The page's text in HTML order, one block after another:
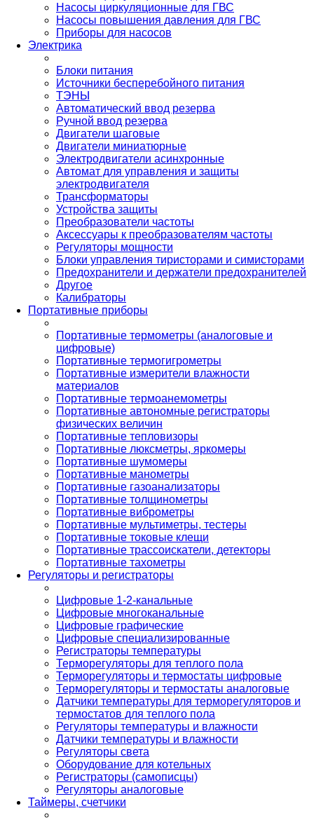
Насосы циркуляционные для ГВС
Насосы повышения давления для ГВС
Приборы для насосов
Электрика
Блоки питания
Источники бесперебойного питания
ТЭНЫ
Автоматический ввод резерва
Ручной ввод резерва
Двигатели шаговые
Двигатели миниатюрные
Электродвигатели асинхронные
Автомат для управления и защиты
электродвигателя
Трансформаторы
Устройства защиты
Преобразователи частоты
Аксессуары к преобразователям частоты
Регуляторы мощности
Блоки управления тиристорами и симисторами
Предохранители и держатели предохранителей
Другое
Калибраторы
Портативные приборы
Портативные термометры (аналоговые и
цифровые)
Портативные термогигрометры
Портативные измерители влажности
материалов
Портативные термоанемометры
Портативные автономные регистраторы
физических величин
Портативные тепловизоры
Портативные люксметры, яркомеры
Портативные шумомеры
Портативные манометры
Портативные газоанализаторы
Портативные толщинометры
Портативные виброметры
Портативные мультиметры, тестеры
Портативные токовые клещи
Портативные трассоискатели, детекторы
Портативные тахометры
Регуляторы и регистраторы
Цифровые 1-2-канальные
Цифровые многоканальные
Цифровые графические
Цифровые специализированные
Регистраторы температуры
Терморегуляторы для теплого пола
Терморегуляторы и термостаты цифровые
Терморегуляторы и термостаты аналоговые
Датчики температуры для терморегуляторов и
термостатов для теплого пола
Регуляторы температуры и влажности
Датчики температуры и влажности
Регуляторы света
Оборудование для котельных
Регистраторы (самописцы)
Регуляторы аналоговые
Таймеры, счетчики